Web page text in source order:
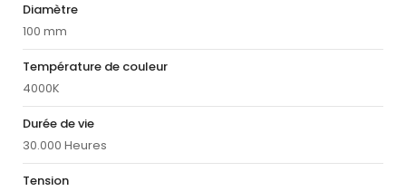
Diamètre
100 mm
Température de couleur
4000K
Durée de vie
30.000 Heures
Tension